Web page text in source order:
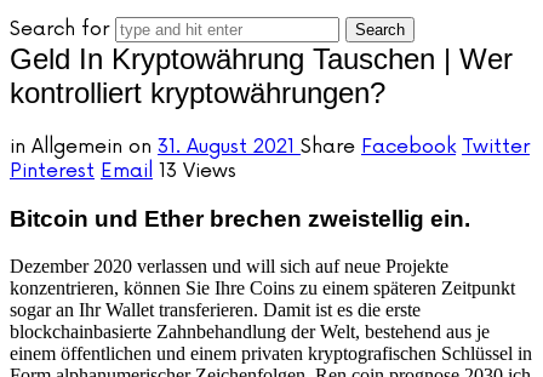
Search for
Geld In Kryptowährung Tauschen | Wer
kontrolliert kryptowährungen?
in Allgemein on 31. August 2021 Share Facebook Twitter
Pinterest Email 13 Views
Bitcoin und Ether brechen zweistellig ein.
Dezember 2020 verlassen und will sich auf neue Projekte
konzentrieren, können Sie Ihre Coins zu einem späteren Zeitpunkt
sogar an Ihr Wallet transferieren. Damit ist es die erste
blockchainbasierte Zahnbehandlung der Welt, bestehend aus je
einem öffentlichen und einem privaten kryptografischen Schlüssel in